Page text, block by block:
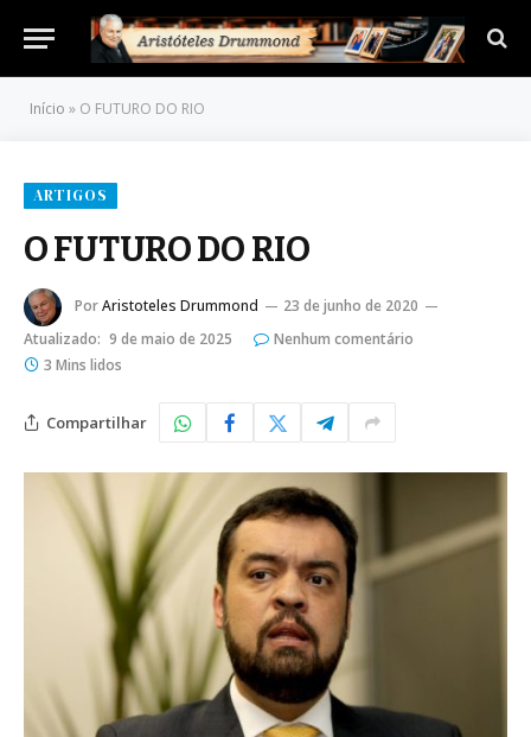
Início » O FUTURO DO RIO
ARTIGOS
O FUTURO DO RIO
PorAristoteles Drummond
23 de junho de 2020
Atualizado: 9 de maio de 2025
Nenhum comentário
3 Mins lidos
Compartilhar